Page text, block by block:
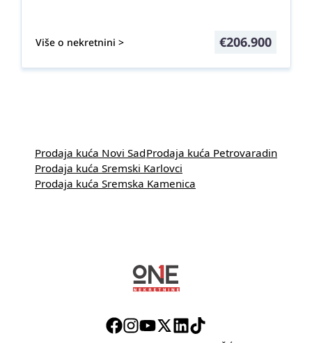
Više o nekretnini > €206.900
Prodaja kuća Novi SadProdaja kuća Petrovaradin
Prodaja kuća Sremski Karlovci
Prodaja kuća Sremska Kamenica